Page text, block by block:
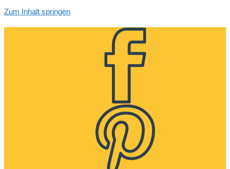
Zum Inhalt springen